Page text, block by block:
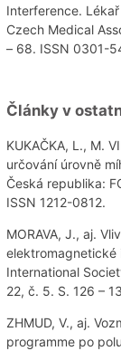
Interference.
Czech Medical
– 68. ISSN 0301-
Články v
KUKAČKA, L., M.
určování úrovně
Česká republika:
ISSN 1212-0812.
MORAVA, J., aj.
elektromagnetické
International
22, č. 5. S. 126 –
ZHMUD, V., aj.
programme po